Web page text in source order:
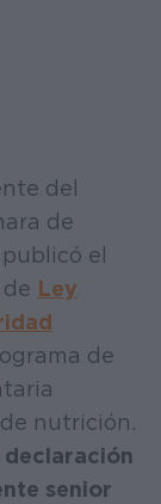
del
de
el
Ley
de
nutrición.
declaración
senior